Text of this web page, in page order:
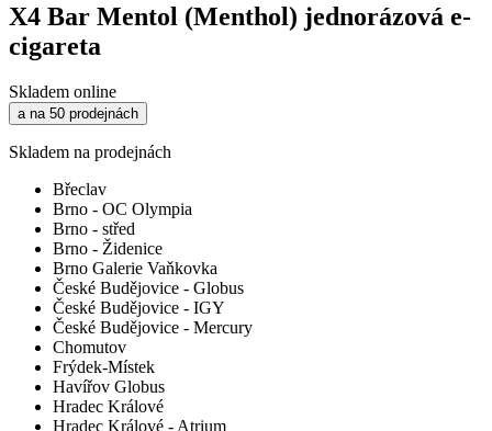
X4 Bar Mentol (Menthol) jednorázová e-
cigareta
Skladem online
a na 50 prodejnách
Skladem na prodejnách
Břeclav
Brno - OC Olympia
Brno - střed
Brno - Židenice
Brno Galerie Vaňkovka
České Budějovice - Globus
České Budějovice - IGY
České Budějovice - Mercury
Chomutov
Frýdek-Místek
Havířov Globus
Hradec Králové
Hradec Králové - Atrium